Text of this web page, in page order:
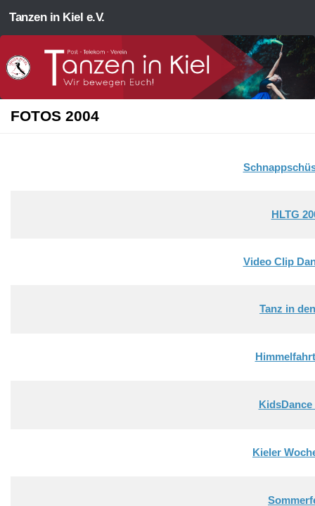
Zum Inhalt springen
Tanzen in Kiel e.V.
FOTOS 2004
HLTG
Video Clip
Tanz in
KidsDance
Kieler